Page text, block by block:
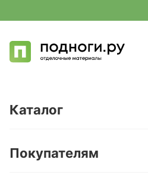
Каталог
Кварц-винил и LVT-плитка
Покупателям